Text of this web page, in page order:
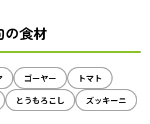
の食材
ゴーヤー
トマト
とうもろこし ズッキーニ